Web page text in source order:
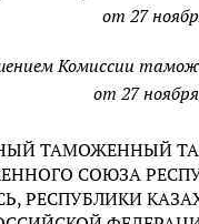
от 27
Комиссии
от 27
ТАМОЖЕННЫЙ
СОЮЗА
РЕСПУБЛИКИ